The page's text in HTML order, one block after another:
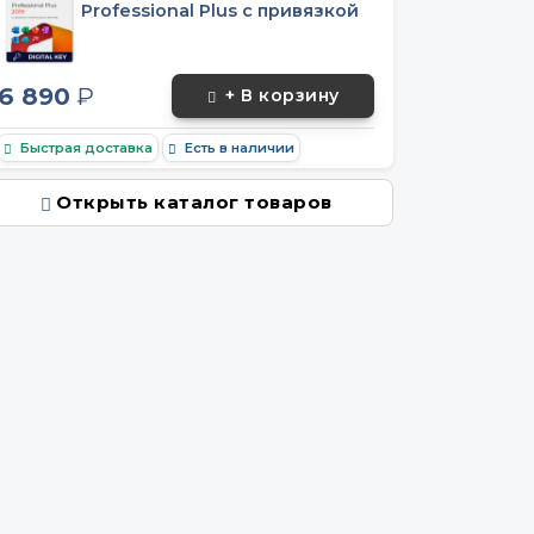
Professional Plus с привязкой
6 890 ₽ + В корзину
Быстрая доставка Есть в наличии
Открыть каталог товаров